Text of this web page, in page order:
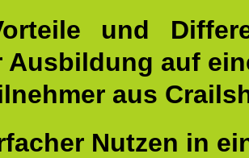
und
Ausbildung auf
aus
Nutzen in